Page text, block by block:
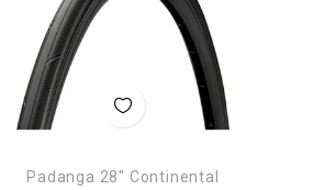
Padanga 28″ Continental